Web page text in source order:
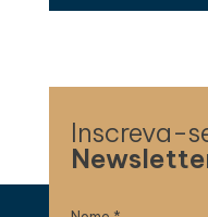
Inscreva-